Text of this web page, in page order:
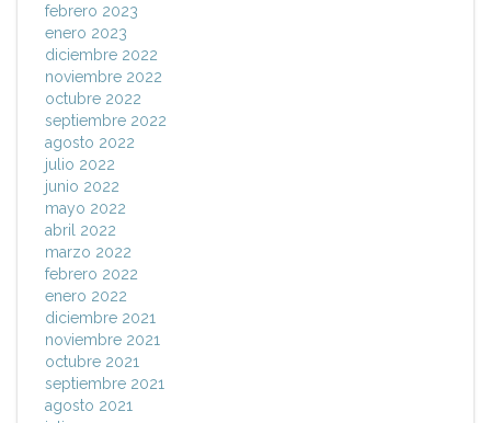
febrero 2023
enero 2023
diciembre 2022
noviembre 2022
octubre 2022
septiembre 2022
agosto 2022
julio 2022
junio 2022
mayo 2022
abril 2022
marzo 2022
febrero 2022
enero 2022
diciembre 2021
noviembre 2021
octubre 2021
septiembre 2021
agosto 2021